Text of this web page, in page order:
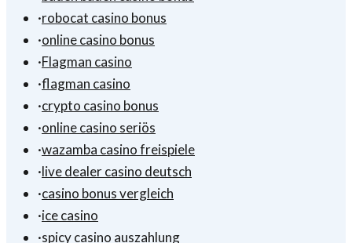
·robocat casino bonus
·online casino bonus
·Flagman casino
·flagman casino
·crypto casino bonus
·online casino seriös
·wazamba casino freispiele
·live dealer casino deutsch
·casino bonus vergleich
·ice casino
·spicy casino auszahlung